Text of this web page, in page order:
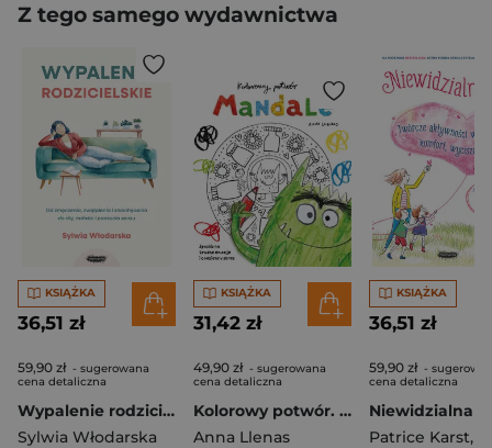
Z tego samego wydawnictwa
KSIĄŻKA
36,51 zł
59,90 zł - sugerowana
cena detaliczna
Wypalenie rodzicielskie. Od zmęczenia, zwątpienia i zniechęcenia do siły, radości i poczucia sensu
Sylwia Włodarska
KSIĄŻKA
31,42 zł
49,90 zł - sugerowana
cena detaliczna
Kolorowy potwór. Mandale. Sposób na trudne emocje i codzienny stres
Anna Llenas
KSIĄŻKA
36,51 zł
59,90 zł -
cena detaliczna
Patrice Karst,